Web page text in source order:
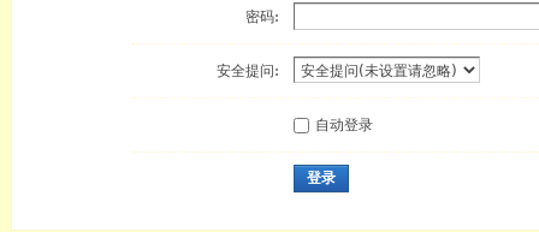
密码:
安全提问:
自动登录
登录